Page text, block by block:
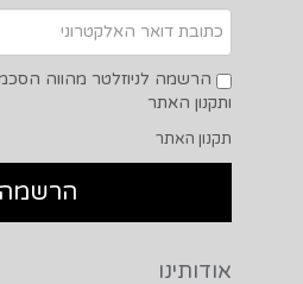
הרשמה לניוזלטר מהווה
ותקנון האתר
תקנון האתר
אודותינו